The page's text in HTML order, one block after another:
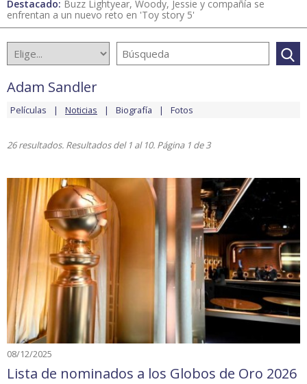
Destacado: Buzz Lightyear, Woody, Jessie y compañía se
enfrentan a un nuevo reto en 'Toy story 5'
Adam Sandler
Películas Noticias Biografía Fotos
26 resultados. Resultados del 1 al 10. Página 1 de 3
08/12/2025
Lista de nominados a los Globos de Oro 2026